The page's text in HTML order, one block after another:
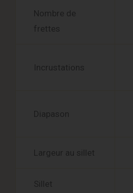
Nombre de
frettes
Incrustations
Diapason
Largeur au sillet
Sillet